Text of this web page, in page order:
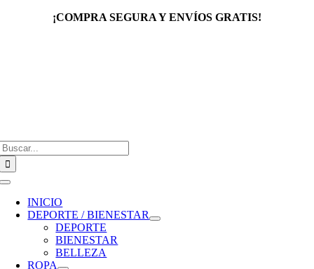
¡COMPRA SEGURA Y ENVÍOS GRATIS!
Toggle
Navigation
INICIO
DEPORTE / BIENESTAR
DEPORTE
BIENESTAR
BELLEZA
ROPA